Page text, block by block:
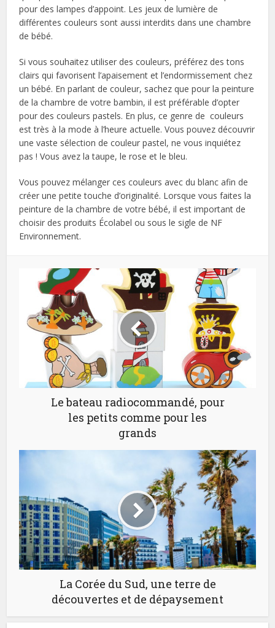
pour des lampes d’appoint. Les jeux de lumière de
différentes couleurs sont aussi interdits dans une chambre
de bébé.
Si vous souhaitez utiliser des couleurs, préférez des tons
clairs qui favorisent l’apaisement et l’endormissement chez
un bébé. En parlant de couleur, sachez que pour la peinture
de la chambre de votre bambin, il est préférable d’opter
pour des couleurs pastels. En plus, ce genre de couleurs
est très à la mode à l’heure actuelle. Vous pouvez découvrir
une vaste sélection de couleur pastel, ne vous inquiétez
pas ! Vous avez la taupe, le rose et le bleu.
Vous pouvez mélanger ces couleurs avec du blanc afin de
créer une petite touche d’originalité. Lorsque vous faites la
peinture de la chambre de votre bébé, il est important de
choisir des produits Écolabel ou sous le sigle de NF
Environnement.
Le bateau radiocommandé, pour
les petits comme pour les
grands
La Corée du Sud, une terre de
découvertes et de dépaysement